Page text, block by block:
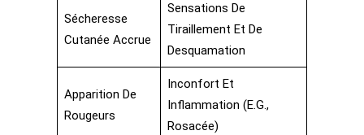
Sécheresse
Cutanée Accrue
Sensations De
Tiraillement Et De
Desquamation
Apparition De
Rougeurs
Inconfort Et
Inflammation (e.g.,
Rosacée)